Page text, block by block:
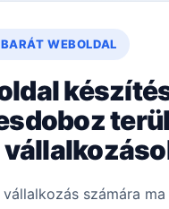
WEBOLDAL
számára ma